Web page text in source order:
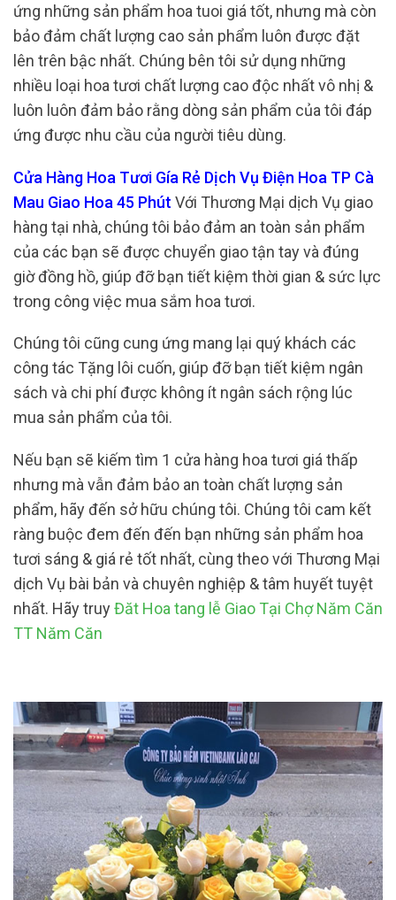
ứng những sản phẩm hoa tuoi giá tốt, nhưng mà còn
bảo đảm chất lượng cao sản phẩm luôn được đặt
lên trên bậc nhất. Chúng bên tôi sử dụng những
nhiều loại hoa tươi chất lượng cao độc nhất vô nhị &
luôn luôn đảm bảo rằng dòng sản phẩm của tôi đáp
ứng được nhu cầu của người tiêu dùng.
Cửa Hàng Hoa Tươi Gía Rẻ Dịch Vụ Điện Hoa TP Cà
Mau Giao Hoa 45 Phút Với Thương Mại dịch Vụ giao
hàng tại nhà, chúng tôi bảo đảm an toàn sản phẩm
của các bạn sẽ được chuyển giao tận tay và đúng
giờ đồng hồ, giúp đỡ bạn tiết kiệm thời gian & sức lực
trong công việc mua sắm hoa tươi.
Chúng tôi cũng cung ứng mang lại quý khách các
công tác Tặng lôi cuốn, giúp đỡ bạn tiết kiệm ngân
sách và chi phí được không ít ngân sách rộng lúc
mua sản phẩm của tôi.
Nếu bạn sẽ kiếm tìm 1 cửa hàng hoa tươi giá thấp
nhưng mà vẫn đảm bảo an toàn chất lượng sản
phẩm, hãy đến sở hữu chúng tôi. Chúng tôi cam kết
ràng buộc đem đến đến bạn những sản phẩm hoa
tươi sáng & giá rẻ tốt nhất, cùng theo với Thương Mại
dịch Vụ bài bản và chuyên nghiệp & tâm huyết tuyệt
nhất. Hãy truyĐăt Hoa tang lễ Giao Tại Chợ Năm Căn
TT Năm Căn